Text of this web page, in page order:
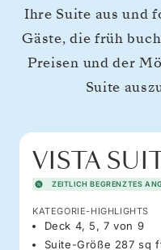
Ihre Suite aus und
Gäste, die früh
Preisen und der
Suite
VISTA
ZEITLICH BEGRENZTES
KATEGORIE-HIGHLIGHTS
Deck 4, 5, 7 von 9
Suite-Größe 287 sq